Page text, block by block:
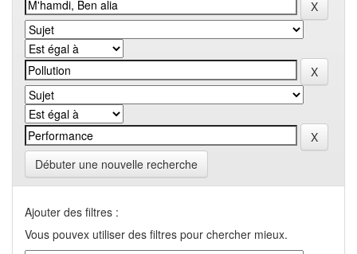
Débuter une nouvelle recherche
Ajouter des filtres :
Vous pouvex utiliser des filtres pour chercher mieux.